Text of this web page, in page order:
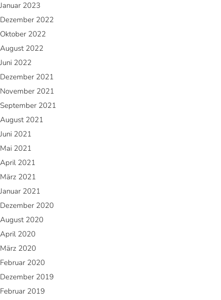
Januar 2023
Dezember 2022
Oktober 2022
August 2022
Juni 2022
Dezember 2021
November 2021
September 2021
August 2021
Juni 2021
Mai 2021
April 2021
März 2021
Januar 2021
Dezember 2020
August 2020
April 2020
März 2020
Februar 2020
Dezember 2019
Februar 2019